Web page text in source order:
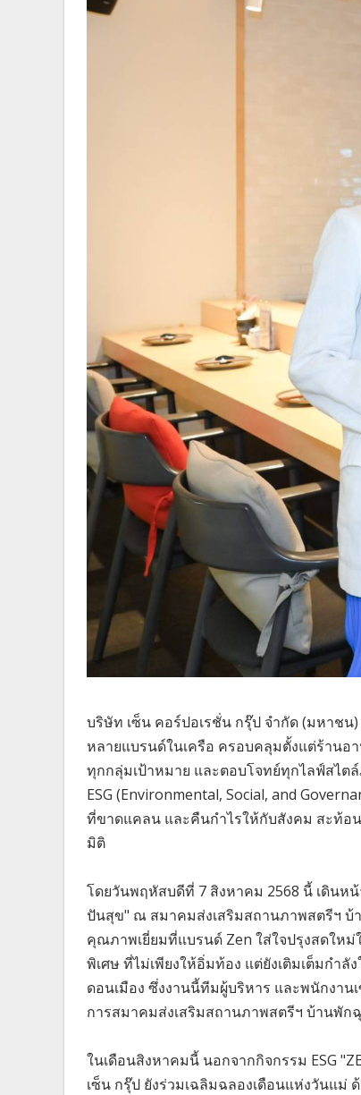
บริษัท เซ็น คอร์ปอเรชั่น กรุ๊ป จำกัด (มหาช
หลายแบรนด์ในเครือ ครอบคลุมตั้งแต่ร้านอ
ทุกกลุ่มเป้าหมาย และตอบโจทย์ทุกไลฟ์สไต
ESG (Environmental, Social, and
ที่ขาดแคลน และคืนกำไรให้กับสังคม สะท้อ
มิติ
โดยวันพฤหัสบดีที่ 7 สิงหาคม 2568 นี้ เดินห
ปันสุข" ณ สมาคมส่งเสริมสถานภาพสตรีฯ บ้
คุณภาพเยี่ยมที่แบรนด์ Zen ใส่ใจปรุงสดให
พิเศษ ที่ไม่เพียงให้อิ่มท้อง แต่ยังเติมเต็มกำ
ดอนเมือง ซึ่งงานนี้ทีมผู้บริหาร และพนักงา
การสมาคมส่งเสริมสถานภาพสตรีฯ บ้านพัก
ในเดือนสิงหาคมนี้ นอกจากกิจกรรม ESG
เซ็น กรุ๊ป ยังร่วมเฉลิมฉลองเดือนแห่งวัน